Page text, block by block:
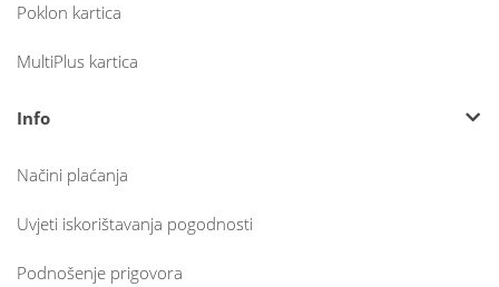
Poklon kartica
MultiPlus kartica
Info
Načini plaćanja
Uvjeti iskorištavanja pogodnosti
Podnošenje prigovora